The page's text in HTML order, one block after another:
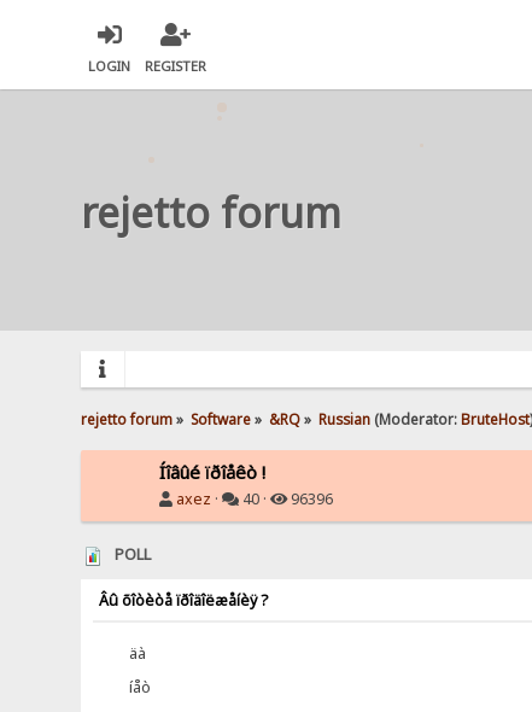
LOGIN REGISTER
rejetto forum
rejetto forum» Software» &RQ» Russian(Moderator:BruteHost
Íîâûé ïðîåêò !
axez · 40 · 96396
POLL
Âû õîòèòå ïðîäîëæåíèÿ ?
äà
íåò